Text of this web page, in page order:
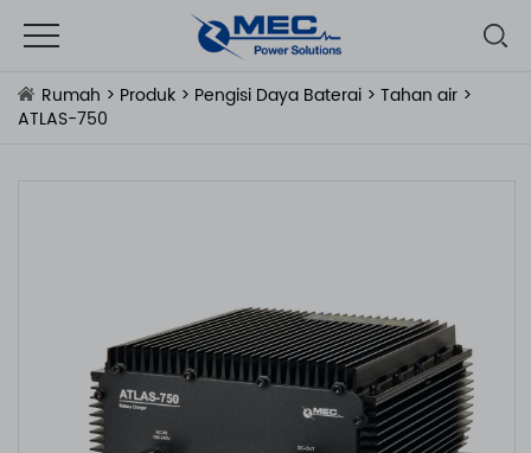
Rumah > Produk > Pengisi Daya Baterai > Tahan air >
ATLAS-750